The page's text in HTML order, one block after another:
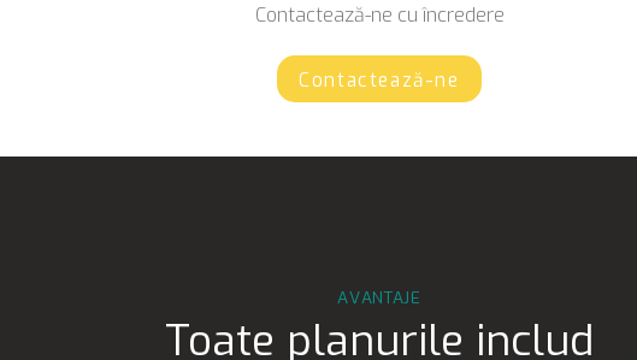
Contactează-ne cu încredere
Contactează-ne
AVANTAJE
Toate planurile includ